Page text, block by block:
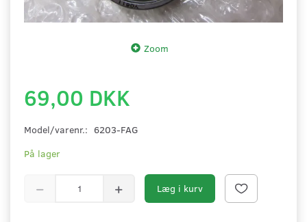
Zoom
69,00 DKK
Model/varenr.: 6203-FAG
På lager
Læg i kurv